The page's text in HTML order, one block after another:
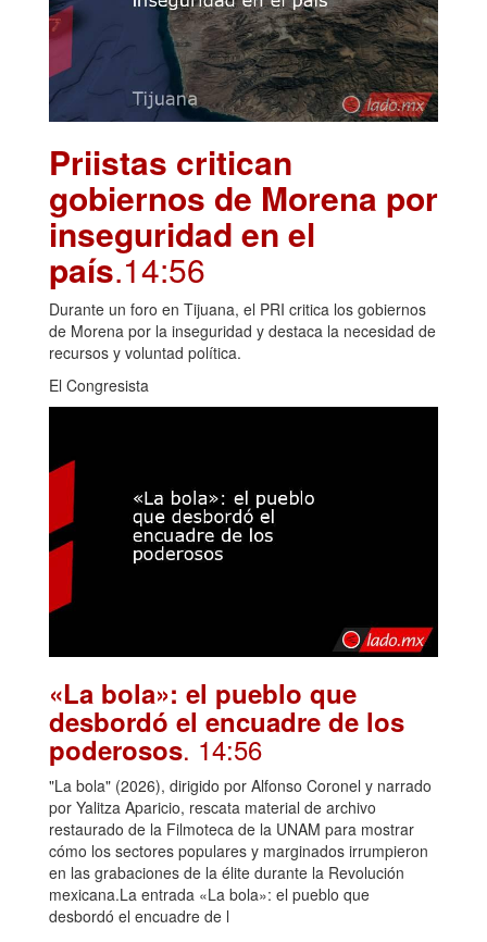
Priistas critican
gobiernos de Morena por
inseguridad en el
país.14:56
Durante un foro en Tijuana, el PRI critica los gobiernos
de Morena por la inseguridad y destaca la necesidad de
recursos y voluntad política.
El Congresista
«La bola»: el pueblo que
desbordó el encuadre de los
poderosos. 14:56
"La bola" (2026), dirigido por Alfonso Coronel y narrado
por Yalitza Aparicio, rescata material de archivo
restaurado de la Filmoteca de la UNAM para mostrar
cómo los sectores populares y marginados irrumpieron
en las grabaciones de la élite durante la Revolución
mexicana.La entrada «La bola»: el pueblo que
desbordó el encuadre de l